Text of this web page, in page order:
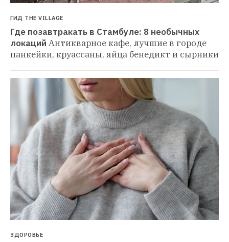
ГИД THE VILLAGE
Где позавтракать в Стамбуле: 8 необычных
локаций Антикварное кафе, лучшие в городе
панкейки, круассаны, яйца бенедикт и сырники
ЗДОРОВЬЕ